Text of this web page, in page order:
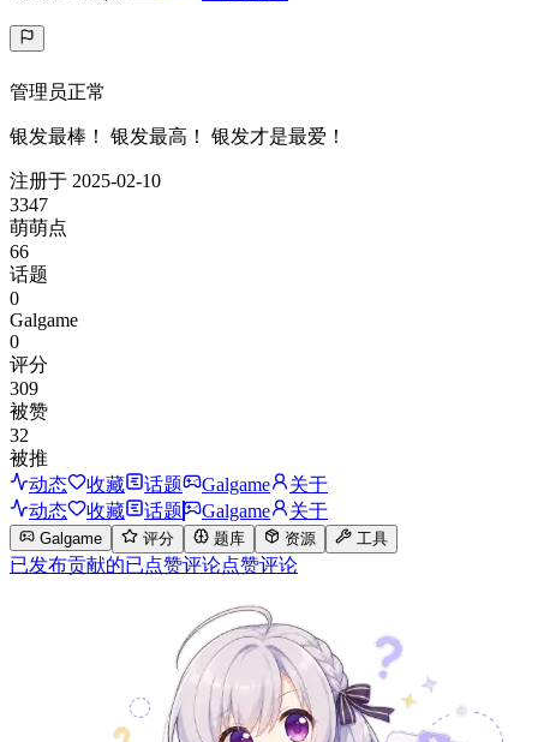
管理员正常
银发最棒！ 银发最高！ 银发才是最爱！
注册于 2025-02-10
3347
萌萌点
66
话题
0
Galgame
0
评分
309
被赞
32
被推
动态
收藏 话题 Galgame
关于
动态
收藏 话题 Galgame 关于
Galgame 评分 题库 资源 工具
已发布贡献的已点赞评论点赞评论